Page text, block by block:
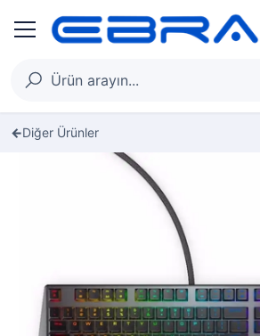
Diğer Ürünler